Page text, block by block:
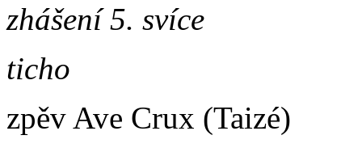
zhášení 5. svíce
ticho
zpěv Ave Crux (Taizé)